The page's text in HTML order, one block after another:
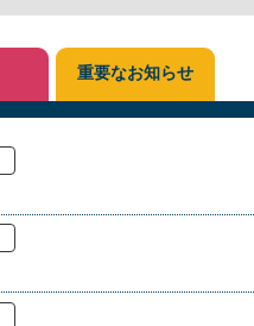
重要なお知らせ